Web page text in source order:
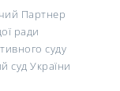
Партнер
ради
суду
суд України